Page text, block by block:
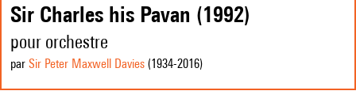
Sir Charles his Pavan (1992)
pour orchestre
par Sir Peter Maxwell Davies (1934-2016)